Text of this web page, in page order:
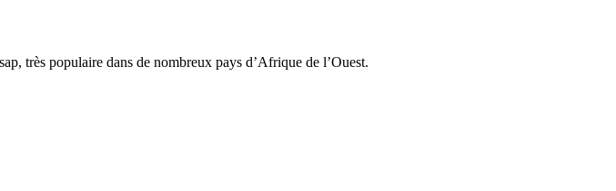
très populaire dans de nombreux pays d’Afrique de l’Ouest.